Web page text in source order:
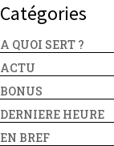
Catégories
A QUOI SERT ?
ACTU
BONUS
DERNIERE HEURE
EN BREF